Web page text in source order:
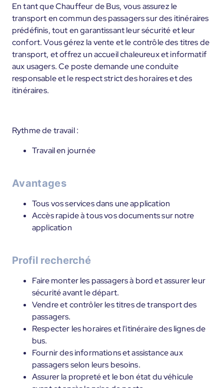
En tant que Chauffeur de Bus, vous assurez le
transport en commun des passagers sur des itinéraires
prédéfinis, tout en garantissant leur sécurité et leur
confort. Vous gérez la vente et le contrôle des titres de
transport, et offrez un accueil chaleureux et informatif
aux usagers. Ce poste demande une conduite
responsable et le respect strict des horaires et des
itinéraires.
Rythme de travail :
Travail en journée
Avantages
Tous vos services dans une application
Accès rapide à tous vos documents sur notre
application
Profil recherché
Faire monter les passagers à bord et assurer leur
sécurité avant le départ.
Vendre et contrôler les titres de transport des
passagers.
Respecter les horaires et l'itinéraire des lignes de
bus.
Fournir des informations et assistance aux
passagers selon leurs besoins.
Assurer la propreté et le bon état du véhicule